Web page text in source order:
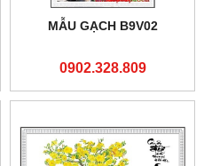
MẪU GẠCH B9V02
0902.328.809